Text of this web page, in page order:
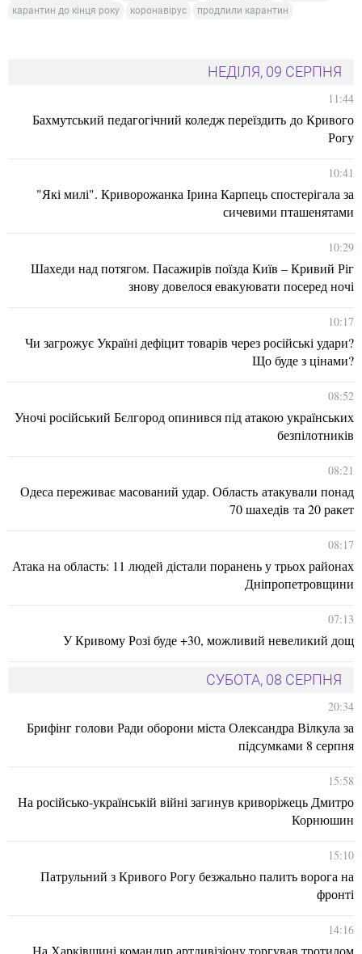
карантин до кінця року
коронавірус продлили карантин
НЕДІЛЯ, 09 СЕРПНЯ
11:44
Бахмутський педагогічний коледж переїздить до Кривого
Рогу
10:41
"Які милі". Криворожанка Ірина Карпець спостерігала за
сичевими пташенятами
10:29
Шахеди над потягом. Пасажирів поїзда Київ – Кривий Ріг
знову довелося евакуювати посеред ночі
10:17
Чи загрожує Україні дефіцит товарів через російські удари?
Що буде з цінами?
08:52
Уночі російський Бєлгород опинився під атакою українських
безпілотників
08:21
Одеса переживає масований удар. Область атакували понад
70 шахедів та 20 ракет
08:17
Атака на область: 11 людей дістали поранень у трьох районах
Дніпропетровщини
07:13
У Кривому Розі буде +30, можливий невеликий дощ
СУБОТА, 08 СЕРПНЯ
20:34
Брифінг голови Ради оборони міста Олександра Вілкула за
підсумками 8 серпня
15:58
На російсько-українській війні загинув криворіжець Дмитро
Корнюшин
15:10
Патрульний з Кривого Рогу безжально палить ворога на
фронті
14:16